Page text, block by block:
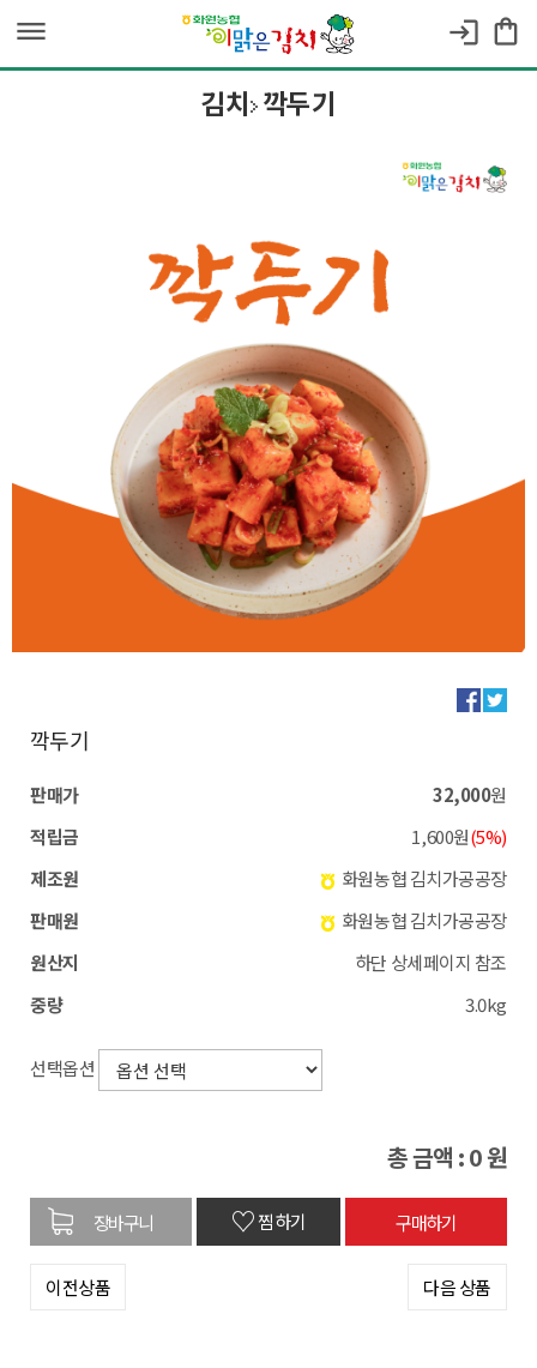
dehaze login shopping_bag
김치 깍두기
깍두기
판매가 32,000원
적립금
1,600원(5%)
제조원
화원농협 김치가공공장
판매원
화원농협 김치가공공장
원산지
하단 상세페이지 참조
중량
3.0kg
선택옵션
총 금액 :0원
♡찜하기
이전상품 다음 상품